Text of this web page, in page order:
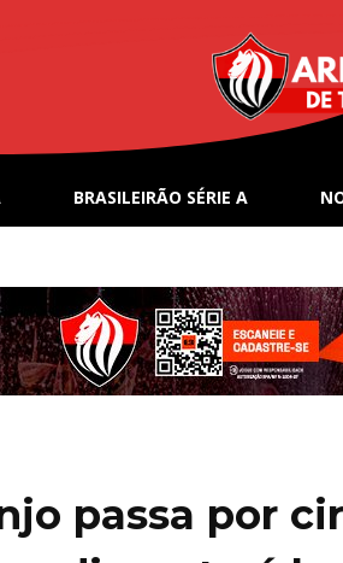
BRASILEIRÃO SÉRIE A
passa por